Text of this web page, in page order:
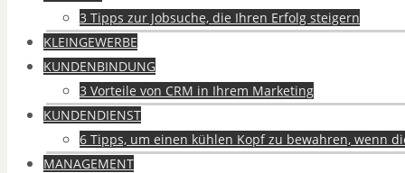
3 Tipps zur Jobsuche, die Ihren Erfolg steigern
KLEINGEWERBE
KUNDENBINDUNG
3 Vorteile von CRM in Ihrem Marketing
KUNDENDIENST
6 Tipps, um einen kühlen Kopf zu bewahren, wenn
MANAGEMENT